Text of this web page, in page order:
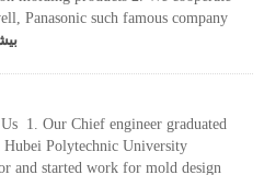
Panasonic such famous company
1. Our Chief engineer graduated
Polytechnic University
and started work for mold design